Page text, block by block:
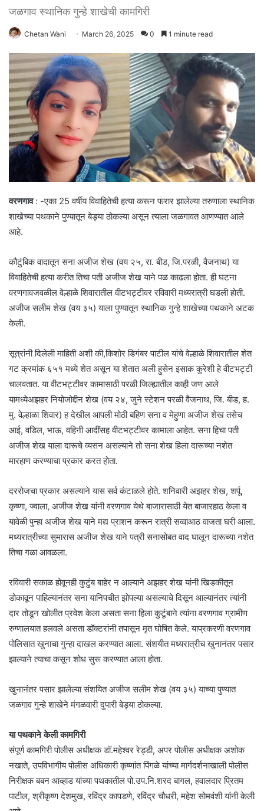
जळगाव स्थानिक गुन्हे शाखेची कामगिरी
Chetan Wani March 26, 2025 0 1 minute read
वरणगाव: -एका 25 वर्षीय विवाहितेची हत्या करून फरार झालेल्या तरुणाला स्थानिक
शाखेच्या पथकाने पुण्यातून बेड्या ठोकल्या असून त्याला जळगावत आणण्यात आले
आहे.
कौटुंबिक वादातून सना अजीज शेख (वय २५, रा. बीड, जि.परळी, वैजनाथ) या
विवाहितेची हत्या करीत तिचा पती अजीज शेख याने पळ काढला होता. ही घटना
वरणगावजवळील वेल्हाळे शिवारातील वीटभट्टीवर रविवारी मध्यरात्री घडली होती.
अजीज सलीम शेख (वय ३५) याला पुण्यातून स्थानिक गुन्हे शाखेच्या पथकाने अटक
केली.
सूत्रांनी दिलेली माहिती अशी की,किशोर डिगंबर पाटील यांचे वेल्हाळे शिवारातील शेत
गट क्रमांक ६५१ मध्ये शेत असून या शेतात अली हुसेन इसाक कुरेशी हे वीटभट्टी
चालवतात. या वीटभट्टीवर कामासाठी परळी जिल्ह्यातील काही जण आले
यामध्येअझहर नियोजोद्दीन शेख (वय २४, जुने स्टेशन परळी वैजनाथ, जि. बीड, ह.
मु. वेल्हाळा शिवार) ह देखील आपली मोठी बहिण सना व मेहुणा अजीज शेख तसेच
आई, वडिल, भाऊ, वहिनी आदींसह वीटभट्टीवर कामाला आहेत. सना हिचा पती
अजीज शेख याला दारूचे व्यसन असल्याने तो सना शेख हिला दारूच्या नशेत
मारहाण करण्याचा प्रकार करत होता.
दररोजचा प्रकार असल्याने यास सर्व कंटाळले होते. शनिवारी अझहर शेख, शर्पू,
कृष्णा, ज्वाला, अजीज शेख यांनी वरणगाव येथे बाजारासाठी येत बाजारहाठ केला व
यावेळी पुन्हा अजीज शेख याने मद्य प्राशन करून रात्री सव्वाआठ वाजता घरी आला.
मध्यरात्रीच्या सुमारास अजीज शेख याने पत्री सनासोबत वाद घालून दारूच्या नशेत
तिचा गळा आवळला.
रविवारी सकाळ होवूनही कुटुंब बाहेर न आल्याने अझहर शेख यांनी खिडकीतून
डोकावून पाहिल्यानंतर सना यानिपचीत झोपल्या असल्याचे दिसून आल्यानंतर त्यांनी
दार तोडून खोलीत प्रवेश केला असता सना हिला कुटूंबाने त्यांना वरणगाव ग्रामीण
रुग्णालयात हलवले असता डॉक्टरांनी तपासून मृत घोषित केले. याप्रकरणी वरणगाव
पोलिसात खुनाचा गुन्हा दाखल करण्यात आला. संशयीत मध्यरात्रीच खुनानंतर पसार
झाल्याने त्याचा कसून शोध सुरू करण्यात आला होता.
खुनानंतर पसार झालेल्या संशयित अजीज सलीम शेख (वय ३५) याच्या पुण्यात
जळगाव गुन्हे शाखेने मंगळवारी दुपारी बेड्या ठोकल्या.
या पथकाने केली कामगिरी
संपूर्ण कामगिरी पोलीस अधीक्षक डॉ.महेश्वर रेड्डी, अपर पोलीस अधीक्षक अशोक
नखाते, उपविभागीय पोलीस अधिकारी कृष्णांत पिंगळे यांच्या मार्गदर्शनाखाली पोलीस
निरीक्षक बबन आव्हाड यांच्या पथकातील पो.उप.नि.शरद बागल, हवालदार प्रितम
पाटील, श्रीकृष्ण देशमुख, रविंद्र कापडणे, रविंद्र चौधरी, महेश सोमवंशी यांनी केली